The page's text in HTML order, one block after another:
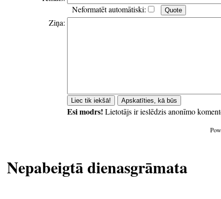
Neformatēt automātiski:
Ziņa:
Esi modrs! Lietotājs ir ieslēdzis anonīmo
Nepabeigtā dienasgrāmata